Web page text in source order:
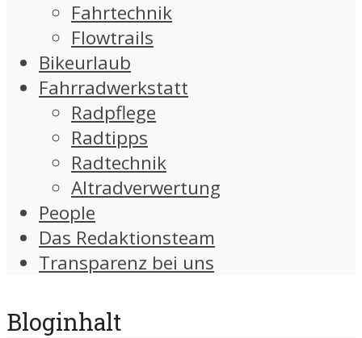
Fahrtechnik
Flowtrails
Bikeurlaub
Fahrradwerkstatt
Radpflege
Radtipps
Radtechnik
Altradverwertung
People
Das Redaktionsteam
Transparenz bei uns
Bloginhalt